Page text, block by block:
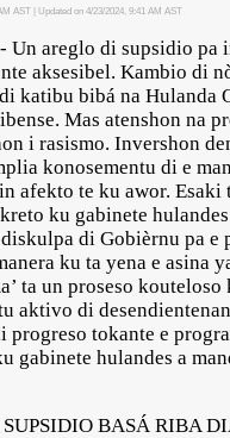
AST | Updated on 4/23/2024, 9:41 AM AST
Un areglo di supsidio pa
aksesibel. Kambio di
katibu bibá na Hulanda
Mas atenshon na
i rasismo. Invershon
konosementu di e
afekto te ku awor. Esaki
ku gabinete
di Gobièrnu pa e
ku ta yena e asina
ta un proseso kouteloso
aktivo di
progreso tokante e
gabinete hulandes a
BASÁ RIBA